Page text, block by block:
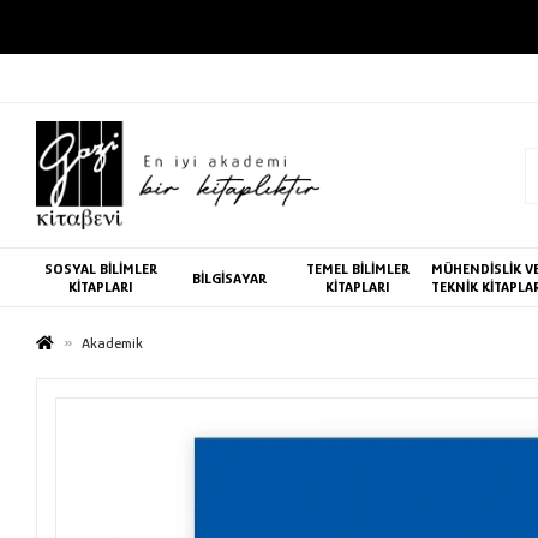
SOSYAL BİLİMLER
KİTAPLARI
BİLGİSAYAR
TEMEL BİLİMLER
KİTAPLARI
MÜHENDİSLİK
TEKNİK
Akademik